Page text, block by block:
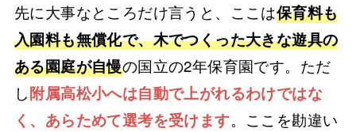
先に大事なところだけ言うと、ここは保育料も
入園料も無償化で、木でつくった大きな遊具の
ある園庭が自慢の国立の2年保育園です。ただ
し附属高松小へは自動で上がれるわけではな
く、あらためて選考を受けます。ここを勘違い